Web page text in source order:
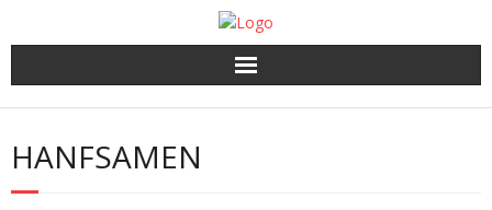
Home
Sonnenblume Kern
HANFSAMEN